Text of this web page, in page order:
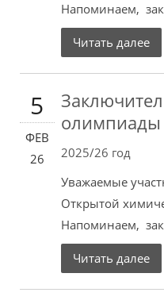
Напоминаем,
Читать далее
5
ФЕВ
26
олимпиады
2025/26 год
Уважаемые
Открытой
Напоминаем,
Читать далее